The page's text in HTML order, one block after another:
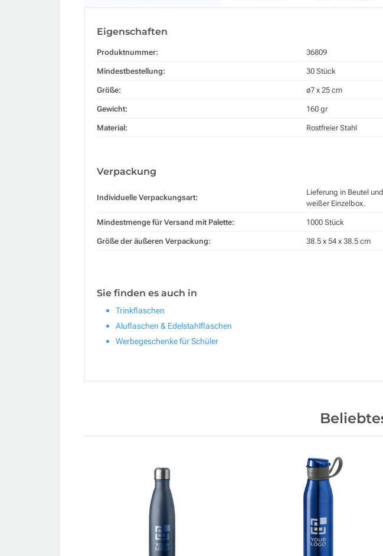
Eigenschaften
Produktnummer: 36809
Mindestbestellung: 30 Stück
Größe: ø7 x 25 cm
Gewicht: 160 gr
Material: Rostfreier Stahl
Verpackung
Individuelle Verpackungsart:
Lieferung in Beutel und
weißer Einzelbox.
Mindestmenge für Versand mit Palette: 1000 Stück
Größe der äußeren Verpackung: 38.5 x 54 x 38.5 cm
Sie finden es auch in
Trinkflaschen
Aluflaschen & Edelstahlflaschen
Werbegeschenke für Schüler